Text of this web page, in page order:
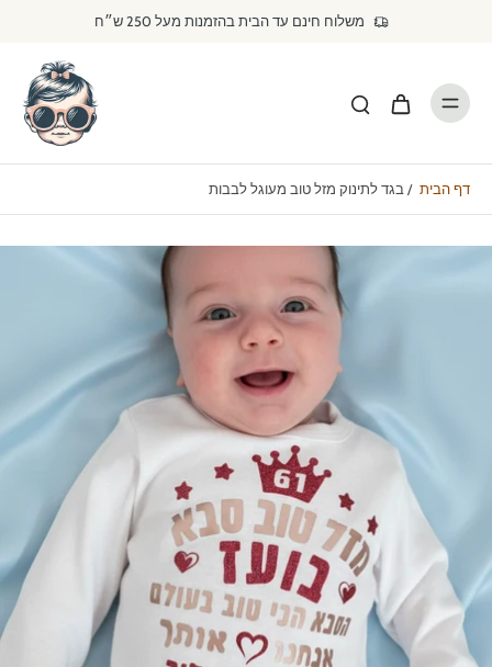
משלוח חינם עד הבית בהזמנות מעל 250 ש״ח
דף הבית / בגד לתינוק מזל טוב מעוגל לבבות